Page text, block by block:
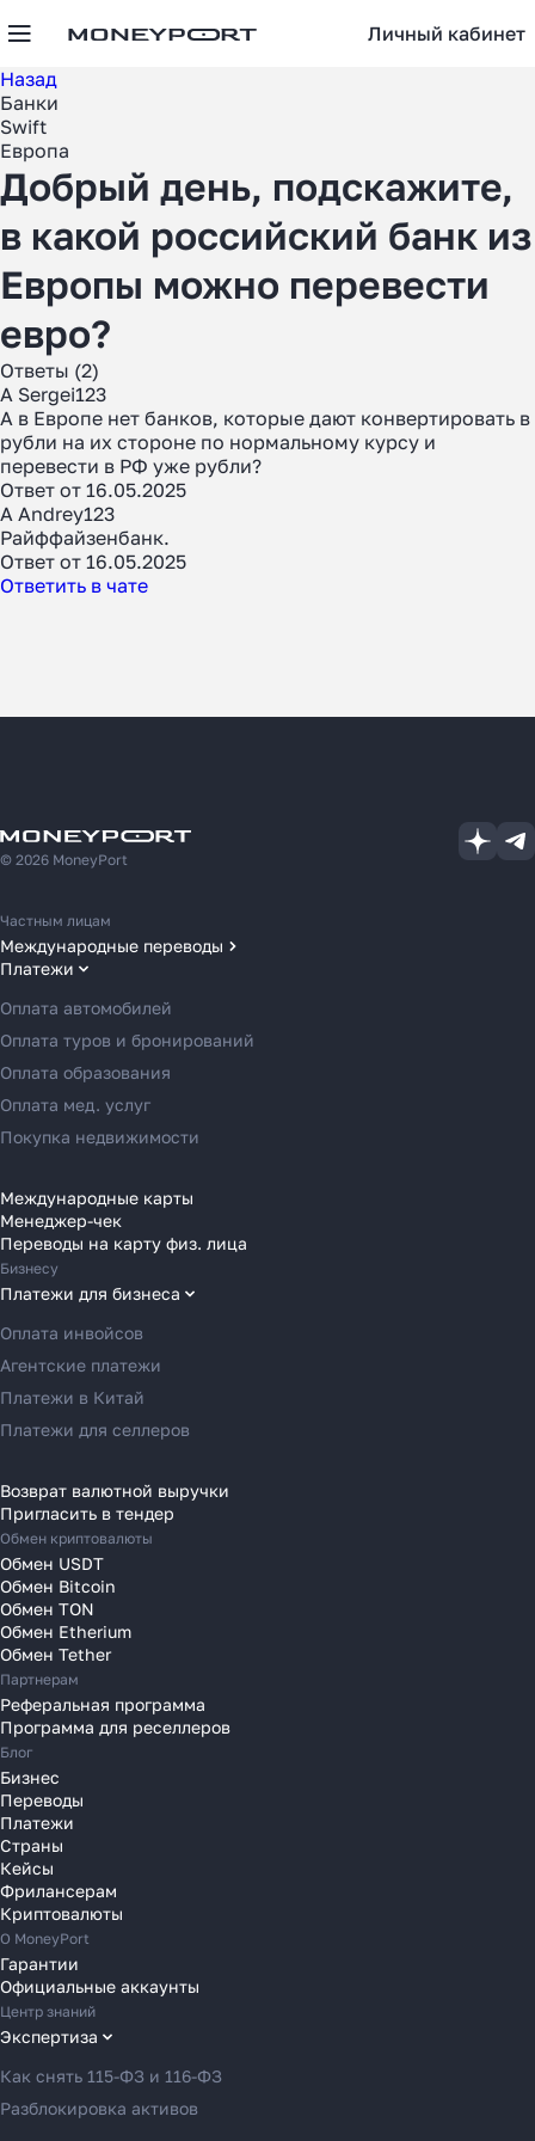
Личный кабинет
Назад
Банки
Swift
Европа
Добрый день, подскажите,
в какой российский банк из
Европы можно перевести
евро?
Ответы (2)
A Sergei123
А в Европе нет банков, которые дают конвертировать в
рубли на их стороне по нормальному курсу и
перевести в РФ уже рубли?
Ответ от 16.05.2025
A Andrey123
Райффайзенбанк.
Ответ от 16.05.2025
Ответить в чате
© 2026 MoneyPort
Частным лицам
Международные переводы
Переводы в США
Переводы в ОАЭ
Переводы в Европу
Переводы в Азию
Переводы в Россию
Переводы в Австрию
Переводы в Болгарию
Переводы в Венгрию
Переводы в Великобританию
Переводы в Грецию
Переводы в Германию
Переводы в Ирландию
Переводы в Испанию
Переводы в Италию
Переводы в Латвию
Переводы в Литву
Переводы в Молдавию
Переводы в Монако
Переводы в Нидерланды
Переводы в Польшу
Переводы в Португалию
Переводы в Румынию
Переводы в Сербию
Переводы в Словакию
Переводы в Словению
Переводы в Финляндию
Переводы в Францию
Переводы в Хорватию
Переводы в Черногорию
Переводы в Чехию
Переводы в Швейцарию
Переводы в Эстонию
Переводы в Азербайджан
Переводы в Армению
Платежи
Оплата автомобилей
Оплата туров и бронирований
Оплата образования
Оплата мед. услуг
Покупка недвижимости
Международные карты
Менеджер-чек
Переводы на карту физ. лица
Бизнесу
Платежи для бизнеса
Оплата инвойсов
Агентские платежи
Платежи в Китай
Платежи для селлеров
Возврат валютной выручки
Пригласить в тендер
Обмен криптовалюты
Обмен USDT
Обмен Bitcoin
Обмен TON
Обмен Etherium
Обмен Tether
Партнерам
Реферальная программа
Программа для реселлеров
Блог
Бизнес
Переводы
Платежи
Страны
Кейсы
Фрилансерам
Криптовалюты
О MoneyPort
Гарантии
Официальные аккаунты
Центр знаний
Экспертиза
Как снять 115-ФЗ и 116-ФЗ
Разблокировка активов
Как перевести деньги
уступили место платёжным
агентам в 2025 году